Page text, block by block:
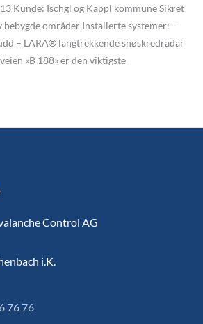
Kunde: Ischgl og Kappl kommune Sikret
bebygde områder Installerte systemer: –
– LARA® langtrekkende snøskredradar
«B 188» er den viktigste
Control AG
i.K.
76 76